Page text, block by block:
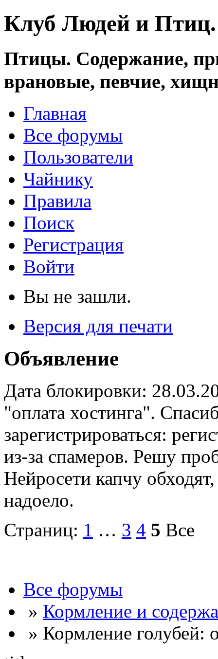
Клуб Людей и
Птицы. Содержание,
врановые, певчие,
Главная
Все форумы
Пользователи
Чайнику
Правила
Поиск
Регистрация
Войти
Вы не зашли.
Версия для печати
Объявление
Дата блокировки:
"оплата хостинга".
зарегистрироваться:
из-за спамеров. Решу
Нейросети капчу
надоело.
Страниц: 1 … 3 4 5 Все
Все форумы
» Кормление и
» Кормление голубей: